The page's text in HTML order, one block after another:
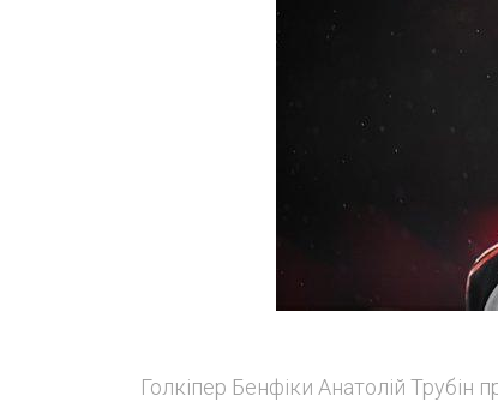
Голкіпер Бенфіки Анатолій Трубін